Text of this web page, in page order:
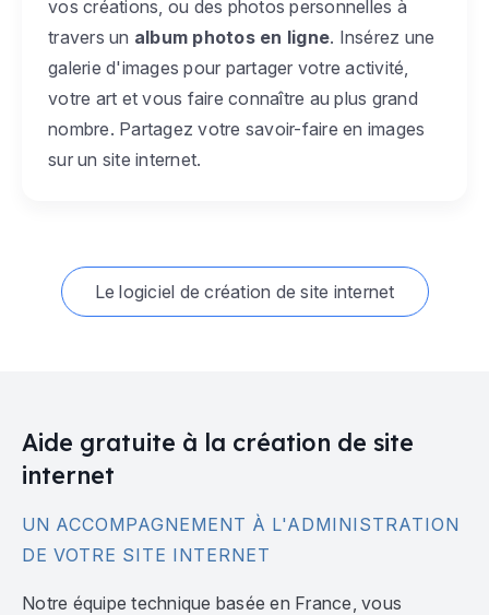
vos créations, ou des photos personnelles à
travers un album photos en ligne. Insérez une
galerie d'images pour partager votre activité,
votre art et vous faire connaître au plus grand
nombre. Partagez votre savoir-faire en images
sur un site internet.
Le logiciel de création de site internet
Aide gratuite à la création de site
internet
UN ACCOMPAGNEMENT À L'ADMINISTRATION
DE VOTRE SITE INTERNET
Notre équipe technique basée en France, vous